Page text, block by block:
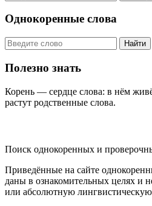
Однокоренные слова
Найти
Полезно знать
Корень — сердце слова: в нём
растут родственные слова.
Поиск однокоренных и
Приведённые на сайте
даны в ознакомительных целях и
или абсолютную лингвистическую